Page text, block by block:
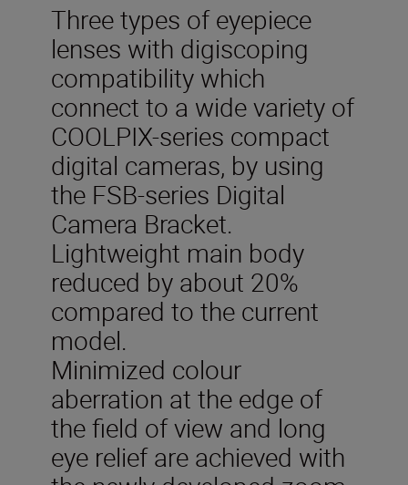
Three types of eyepiece
lenses with digiscoping
compatibility which
connect to a wide variety of
COOLPIX-series compact
digital cameras, by using
the FSB-series Digital
Camera Bracket.
Lightweight main body
reduced by about 20%
compared to the current
model.
Minimized colour
aberration at the edge of
the field of view and long
eye relief are achieved with